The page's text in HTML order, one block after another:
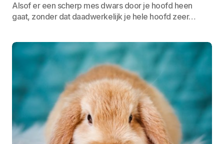
Alsof er een scherp mes dwars door je hoofd heen
gaat, zonder dat daadwerkelijk je hele hoofd zeer…